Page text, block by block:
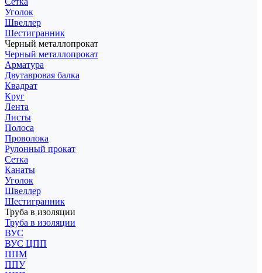
Уголок
Швеллер
Шестигранник
Черный металлопрокат
Черный металлопрокат
Арматура
Двутавровая балка
Квадрат
Круг
Лента
Листы
Полоса
Проволока
Рулонный прокат
Сетка
Канаты
Уголок
Швеллер
Шестигранник
Труба в изоляции
Труба в изоляции
ВУС
ВУС ЦПП
ППМ
ППУ